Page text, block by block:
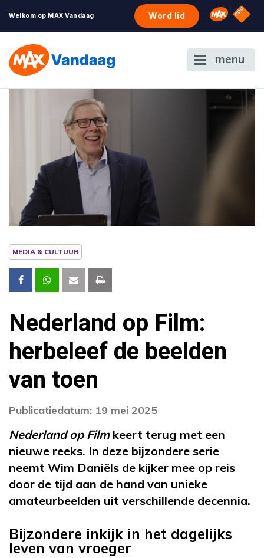
Welkom op MAX Vandaag Word lid Omroep
NPO
menu
MEDIA & CULTUUR
Nederland op Film:
herbeleef de beelden
van toen
Publicatiedatum: 19 mei 2025
Nederland op Filmkeert terug met een
nieuwe reeks. In deze bijzondere serie
neemt Wim Daniëls de kijker mee op reis
door de tijd aan de hand van unieke
amateurbeelden uit verschillende decennia.
Bijzondere inkijk in het dagelijks
leven van vroeger